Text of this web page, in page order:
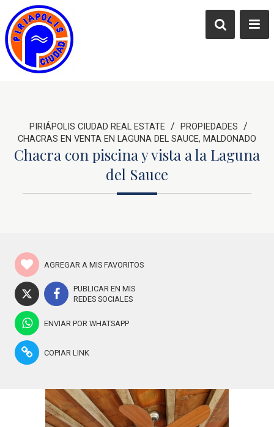
PIRIÁPOLIS CIUDAD REAL ESTATE / PROPIEDADES /
CHACRAS EN VENTA EN LAGUNA DEL SAUCE, MALDONADO
Chacra con piscina y vista a la Laguna
del Sauce
AGREGAR A MIS FAVORITOS
PUBLICAR EN MIS
REDES SOCIALES
ENVIAR POR WHATSAPP
COPIAR LINK